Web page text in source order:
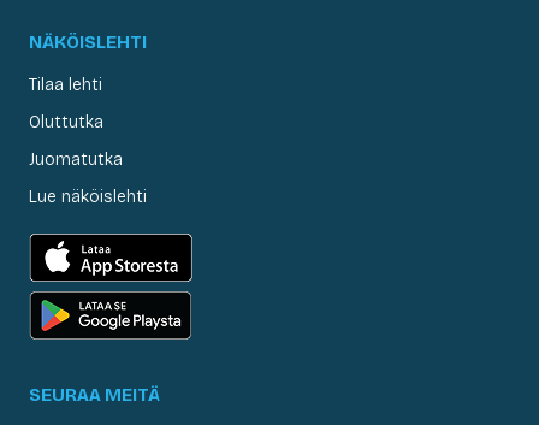
NÄKÖISLEHTI
Tilaa lehti
Oluttutka
Juomatutka
Lue näköislehti
SEURAA MEITÄ